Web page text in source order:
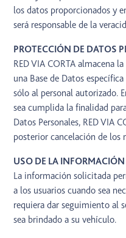
los datos proporcionados y
será responsable de la
PROTECCIÓN DE DATOS
RED VIA CORTA almacena
una Base de Datos
sólo al personal autorizado.
sea cumplida la finalidad
Datos Personales, RED VIA
posterior cancelación de los
USO DE LA INFORMACIÓN
La información solicitada
a los usuarios cuando sea
requiera dar seguimiento al
sea brindado a su vehículo.